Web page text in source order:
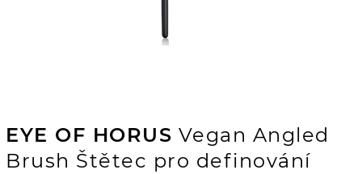
EYE OF HORUS Vegan Angled
Brush Štětec pro definování